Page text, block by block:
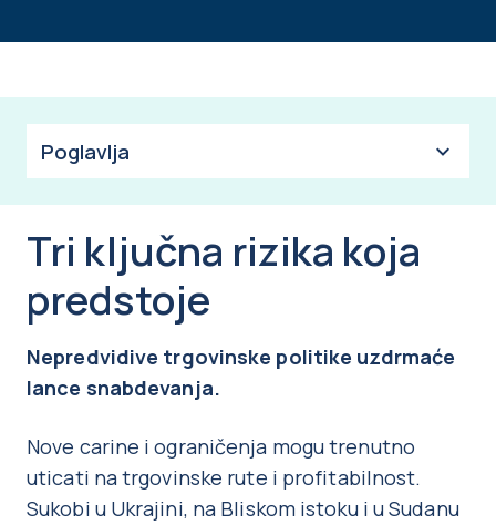
Poglavlja
Tri ključna rizika koja
predstoje
Nepredvidive trgovinske politike uzdrmaće
lance snabdevanja.
Nove carine i ograničenja mogu trenutno
uticati na trgovinske rute i profitabilnost.
Sukobi u Ukrajini, na Bliskom istoku i u Sudanu